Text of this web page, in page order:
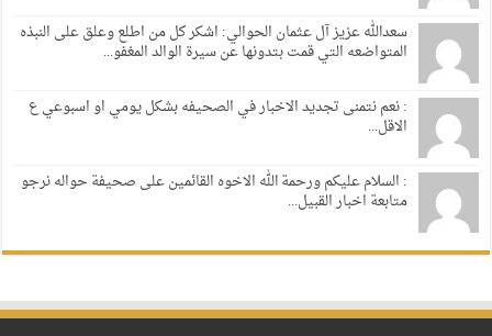
سعدالله عزيز آل عثمان الحوالي: اشكر كل من اطلع وعلق على النبذه
المتواضعه التي قمت بتدونها عن سيرة الوالد المغفو...
: نعم نتمنى تجديد الاخبار في الصحيفه بشكل يومي او اسبوعي ع
الاقل...
: السلام عليكم ورحمة الله الاخوه القائمين على صحيفة حواله نرجو
متابعة اخبار القبيل...